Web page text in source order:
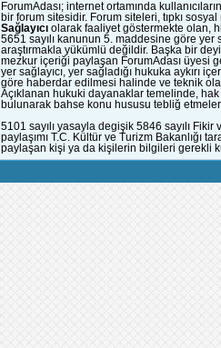
ForumAdası; internet ortamında
bir forum sitesidir. Forum siteleri, tıpkı
Sağlayıcıolarak faaliyet göstermekte olan,
5651 sayılı kanunun 5. maddesine göre yer
araştırmakla yükümlü değildir. Başka bir
mezkur içeriği paylaşan ForumAdası üyesi
yer sağlayıcı, yer sağladığı hukuka aykırı
göre haberdar edilmesi halinde ve teknik
Açıklanan hukuki dayanaklar temelinde,
bulunarak bahse konu hususu tebliğ
5101 sayılı yasayla degişik 5846 sayılı
paylaşımı T.C. Kültür ve Turizm Bakanlığı
paylaşan kişi ya da kişilerin bilgileri gerekli